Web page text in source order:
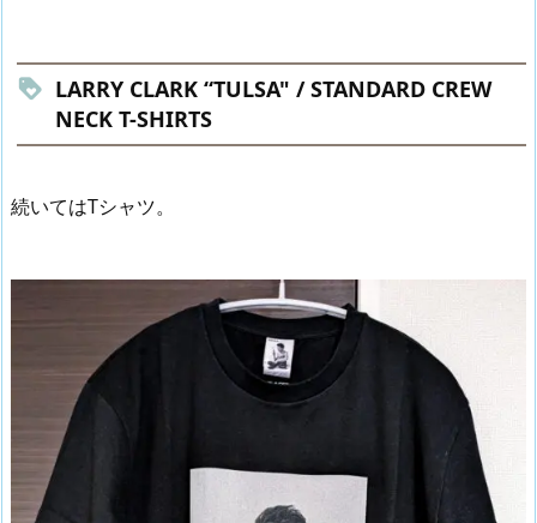
LARRY CLARK “TULSA" / STANDARD CREW
NECK T-SHIRTS
続いてはTシャツ。